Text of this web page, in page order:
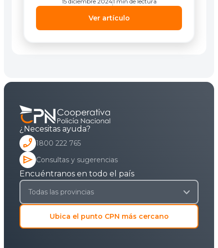
Ver artículo
¿Necesitas ayuda?
phone_enabled 1800 222 765
send Consultas y sugerencias
Encuéntranos en todo el país
Ubica el punto CPN más cercano